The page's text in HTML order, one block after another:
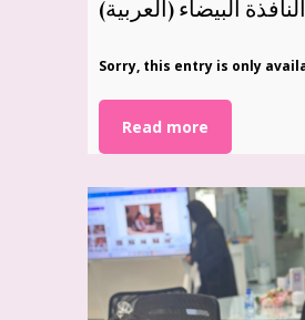
(العربية) النافذة البيضاء
Read more